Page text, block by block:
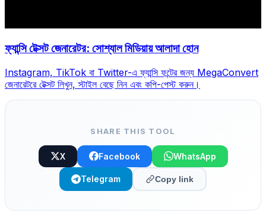
ফ্যান্সি টেক্সট জেনারেটর: সোশ্যাল মিডিয়ায় আলাদা হোন
Instagram, TikTok বা Twitter-এ ফ্যান্সি ফন্টের জন্য MegaConvert
জেনারেটরে টেক্সট লিখুন, স্টাইল বেছে নিন এবং কপি-পেস্ট করুন।
SHARE THIS TOOL
X Facebook WhatsApp
Telegram Copy link